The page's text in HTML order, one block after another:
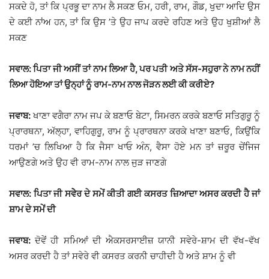
ਸਕਦੇ ਹੋ, ਤਾਂ ਕਿ ਪ੍ਰਭੂ ਦਾ ਨਾਮ ਲੈ ਸਕਣ ਓਮ, ਹਰੀ, ਰਾਮ, ਗੌਡ, ਖੁਦਾ ਆਦਿ ਉਸ
ਦੇ ਕਈ ਨਾਂਅ ਹਨ, ਤਾਂ ਕਿ ਉਸ ’ਤੇ ਉਹ ਜਾਪ ਕਰਦੇ ਰਹਿਣ ਅਤੇ ਉਹ ਖੁਸ਼ੀਆਂ ਲੈ
ਸਕਣ
ਸਵਾਲ: ਪਿਤਾ ਜੀ ਅਸੀਂ ਤਾਂ ਨਾਮ ਲਿਆ ਹੈ, ਪਰ ਪਤੀ ਅਤੇ ਸੱਸ-ਸਹੁਰਾ ਨੇ ਨਾਮ ਨਹੀਂ
ਲਿਆ ਹੋਇਆ ਤਾਂ ਉਨ੍ਹਾਂ ਨੂੰ ਰਾਮ-ਨਾਮ ਨਾਲ ਜੋੜਨ ਲਈ ਕੀ ਕਰੀਏ?
ਜਵਾਬ:ਖਾਣਾ ਵਗੈਰਾ ਨਾਮ ਜਪ ਕੇ ਬਣਾਓ ਬੇਟਾ, ਸਿਮਰਨ ਕਰਕੇ ਬਣਾਓ ਸਤਿਗੁਰੂ ਨੂੰ
ਪ੍ਰਾਰਥਨਾ, ਅੱਲ੍ਹਾ, ਵਾਹਿਗੁਰੂ, ਰਾਮ ਨੂੰ ਪ੍ਰਾਰਥਨਾ ਕਰਕੇ ਖਾਣਾ ਬਣਾਓ, ਕਿਉਂਕਿ
ਧਰਮਾਂ ’ਚ ਲਿਖਿਆ ਹੈ ਕਿ ਜੈਸਾ ਖਾਓ ਅੰਨ, ਵੈਸਾ ਹੋਏ ਮਨ ਤਾਂ ਜ਼ਰੂਰ ਚੇਂਜਿਜ
ਆਉਣਗੇ ਅਤੇ ਉਹ ਵੀ ਰਾਮ-ਨਾਮ ਨਾਲ ਜੁੜ ਜਾਣਗੇ
ਸਵਾਲ: ਪਿਤਾ ਜੀ ਸਵੇੇਰ ਦੇ ਸਮੇਂ ਕੀਤੀ ਗਈ ਕਸਰਤ ਜ਼ਿਆਦਾ ਅਸਰ ਕਰਦੀ ਹੈ ਜਾਂ
ਸ਼ਾਮ ਦੇ ਸਮੇਂ ਦੀ
ਜਵਾਬ: ਦੋਵੇਂ ਹੀ ਸਮਿਆਂ ਦੀ ਐਕਸਰਸਾਈਜ਼ ਯਾਨੀ ਸਵੇਰੇ-ਸ਼ਾਮ ਦੀ ਵੱਖ-ਵੱਖ
ਅਸਰ ਕਰਦੀ ਹੈ ਤਾਂ ਸਵੇਰੇ ਵੀ ਕਸਰਤ ਕਰਨੀ ਚਾਹੀਦੀ ਹੈ ਅਤੇ ਸ਼ਾਮ ਨੂੰ ਵੀ